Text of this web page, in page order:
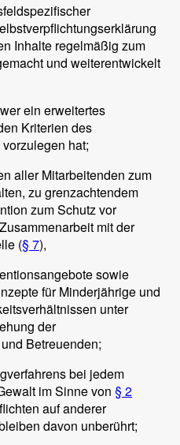
Inhalte regelmäßig zum
und weiterentwickelt
ein erweitertes
Kriterien des
hat;
aller Mitarbeitenden zum
zu grenzachtendem
zum Schutz vor
mit der
(§ 7),
sowie
für Minderjährige und
unter
der
Betreuenden;
bei jedem
im Sinne von § 2
auf anderer
davon unberührt;